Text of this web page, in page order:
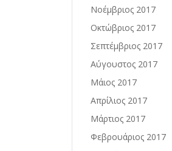
Νοέμβριος 2017
Οκτώβριος 2017
Σεπτέμβριος 2017
Αύγουστος 2017
Μάιος 2017
Απρίλιος 2017
Μάρτιος 2017
Φεβρουάριος 2017